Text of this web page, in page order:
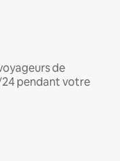
de
pendant votre